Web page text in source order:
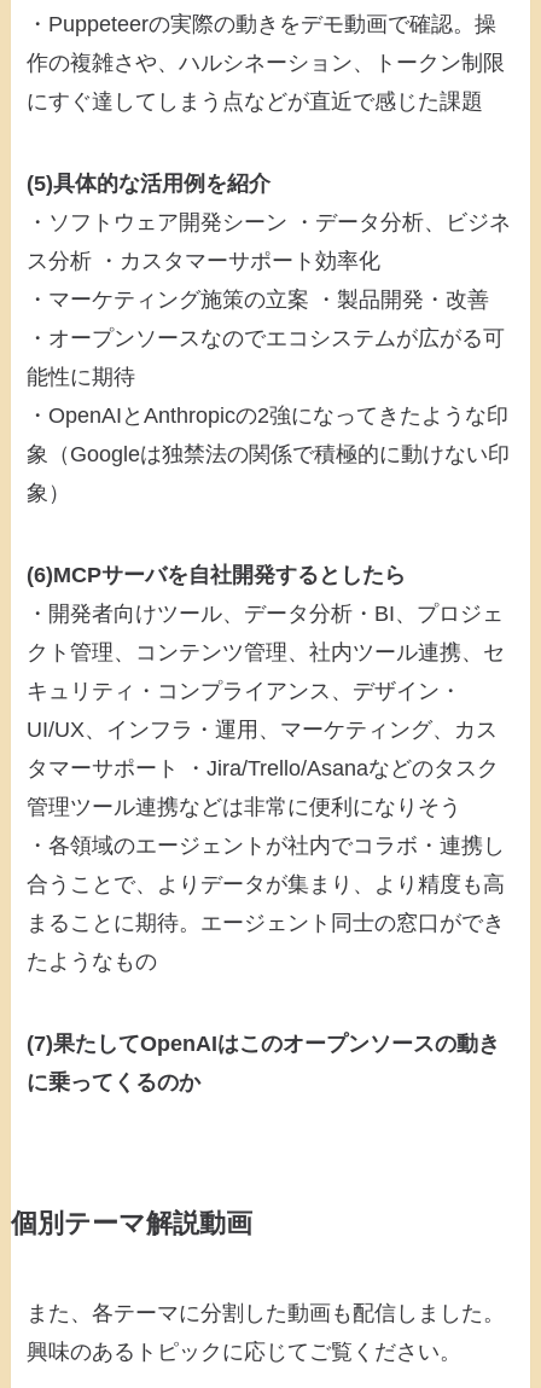
・Puppeteerの実際の動きをデモ動画で確認。操
作の複雑さや、ハルシネーション、トークン制限
にすぐ達してしまう点などが直近で感じた課題
(5)具体的な活用例を紹介
・ソフトウェア開発シーン ・データ分析、ビジネ
ス分析 ・カスタマーサポート効率化
・マーケティング施策の立案 ・製品開発・改善
・オープンソースなのでエコシステムが広がる可
能性に期待
・OpenAIとAnthropicの2強になってきたような印
象（Googleは独禁法の関係で積極的に動けない印
象）
(6)MCPサーバを自社開発するとしたら
・開発者向けツール、データ分析・BI、プロジェ
クト管理、コンテンツ管理、社内ツール連携、セ
キュリティ・コンプライアンス、デザイン・
UI/UX、インフラ・運用、マーケティング、カス
タマーサポート ・Jira/Trello/Asanaなどのタスク
管理ツール連携などは非常に便利になりそう
・各領域のエージェントが社内でコラボ・連携し
合うことで、よりデータが集まり、より精度も高
まることに期待。エージェント同士の窓口ができ
たようなもの
(7)果たしてOpenAIはこのオープンソースの動き
に乗ってくるのか
個別テーマ解説動画
また、各テーマに分割した動画も配信しました。
興味のあるトピックに応じてご覧ください。